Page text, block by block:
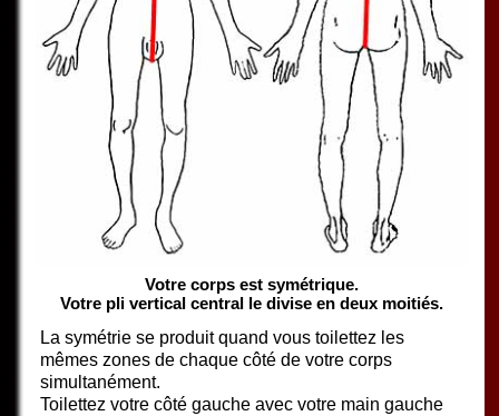
Votre corps est symétrique.
Votre pli vertical central le divise en deux moitiés.
La symétrie se produit quand vous toilettez les
mêmes zones de chaque côté de votre corps
simultanément.
Toilettez votre côté gauche avec votre main gauche